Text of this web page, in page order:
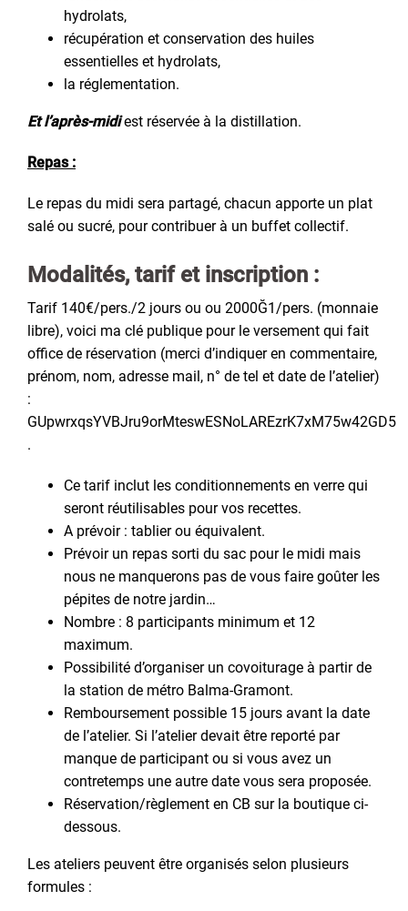
hydrolats,
récupération et conservation des huiles
essentielles et hydrolats,
la réglementation.
Et l’après-midiest réservée à la distillation.
Repas :
Le repas du midi sera partagé, chacun apporte un plat
salé ou sucré, pour contribuer à un buffet collectif.
Modalités, tarif et inscription :
Tarif 140€/pers./2 jours ou ou 2000Ğ1/pers. (monnaie
libre), voici ma clé publique pour le versement qui fait
office de réservation (merci d’indiquer en commentaire,
prénom, nom, adresse mail, n° de tel et date de l’atelier)
:
GUpwrxqsYVBJru9orMteswESNoLAREzrK7xM75w42GD5
.
Ce tarif inclut les conditionnements en verre qui
seront réutilisables pour vos recettes.
A prévoir : tablier ou équivalent.
Prévoir un repas sorti du sac pour le midi mais
nous ne manquerons pas de vous faire goûter les
pépites de notre jardin…
Nombre : 8 participants minimum et 12
maximum.
Possibilité d’organiser un covoiturage à partir de
la station de métro Balma-Gramont.
Remboursement possible 15 jours avant la date
de l’atelier. Si l’atelier devait être reporté par
manque de participant ou si vous avez un
contretemps une autre date vous sera proposée.
Réservation/règlement en CB sur la boutique ci-
dessous.
Les ateliers peuvent être organisés selon plusieurs
formules :